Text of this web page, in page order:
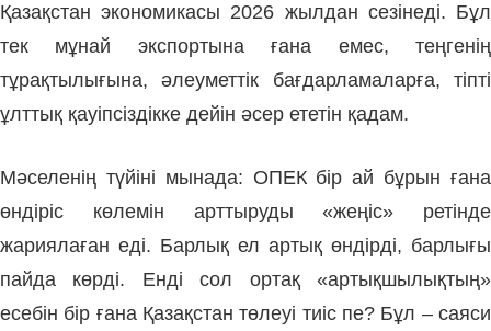
Қазақстан экономикасы 2026 жылдан сезінеді. Бұл
тек мұнай экспортына ғана емес, теңгенің
тұрақтылығына, әлеуметтік бағдарламаларға, тіпті
ұлттық қауіпсіздікке дейін әсер ететін қадам.
Мәселенің түйіні мынада: ОПЕК бір ай бұрын ғана
өндіріс көлемін арттыруды «жеңіс» ретінде
жариялаған еді. Барлық ел артық өндірді, барлығы
пайда көрді. Енді сол ортақ «артықшылықтың»
есебін бір ғана Қазақстан төлеуі тиіс пе? Бұл – саяси